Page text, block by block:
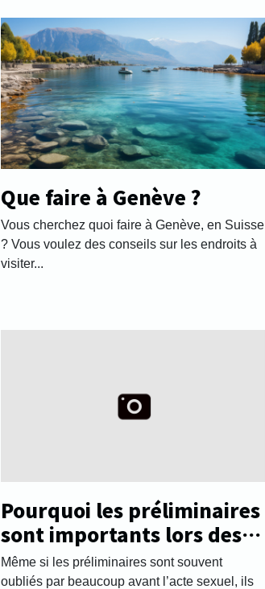
Que faire à Genève ?
Vous cherchez quoi faire à Genève, en Suisse
? Vous voulez des conseils sur les endroits à
visiter...
Pourquoi les préliminaires
sont importants lors des
rapports sexuels ?
Même si les préliminaires sont souvent
oubliés par beaucoup avant l’acte sexuel, ils